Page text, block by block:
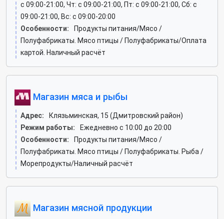
c 09:00-21:00, Чт: c 09:00-21:00, Пт: c 09:00-21:00, Сб: c
09:00-21:00, Вс: c 09:00-20:00
Особенности:
Продукты питания/Мясо /
Полуфабрикаты. Мясо птицы / Полуфабрикаты/Оплата
картой. Наличный расчёт
Магазин мяса и рыбы
Адрес:
Клязьминская, 15 (Дмитровский район)
Режим работы:
Ежедневно с 10:00 до 20:00
Особенности:
Продукты питания/Мясо /
Полуфабрикаты. Мясо птицы / Полуфабрикаты. Рыба /
Морепродукты/Наличный расчёт
Магазин мясной продукции